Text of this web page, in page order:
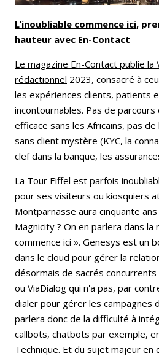
L’inoubliable commence ici,
hauteur avec En-Contact
Le magazine En-Contact publie
rédactionnel 2023, consacré à
les expériences clients, patients
incontournables. Pas de
efficace sans les Africains, pas
sans client mystère (KYC, la
clef dans la banque, les
La Tour Eiffel est parfois
pour ses visiteurs ou kiosquiers
Montparnasse aura cinquante
Magnicity ? On en parlera dans la
commence ici ». Genesys est un
dans le cloud pour gérer la
désormais de sacrés
ou ViaDialog qui n'a pas, par
dialer pour gérer les campagnes
parlera donc de la difficulté à
callbots, chatbots par exemple,
Technique. Et du sujet majeur en